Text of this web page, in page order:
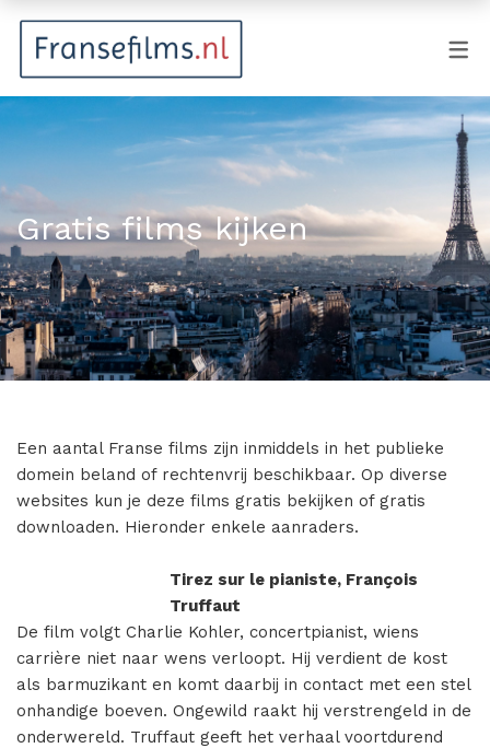
Animatie
Documentaire
Drama
Fantasy
Horror
Kostuumdrama
Misdaad
Musical
Romantische komedie
Thriller
Gratis films kijken
Een aantal Franse films zijn inmiddels in het publieke
domein beland of rechtenvrij beschikbaar. Op diverse
websites kun je deze films gratis bekijken of gratis
downloaden. Hieronder enkele aanraders.
Tirez sur le pianiste, François
Truffaut
De film volgt Charlie Kohler, concertpianist, wiens
carrière niet naar wens verloopt. Hij verdient de kost
als barmuzikant en komt daarbij in contact met een stel
onhandige boeven. Ongewild raakt hij verstrengeld in de
onderwereld. Truffaut geeft het verhaal voortdurend